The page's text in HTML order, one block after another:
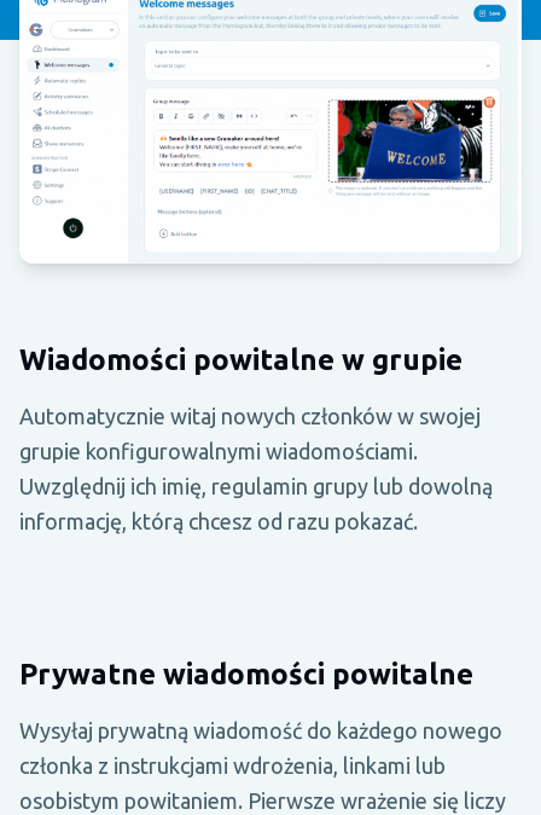
Wiadomości powitalne w grupie
Automatycznie witaj nowych członków w swojej
grupie konfigurowalnymi wiadomościami.
Uwzględnij ich imię, regulamin grupy lub dowolną
informację, którą chcesz od razu pokazać.
Prywatne wiadomości powitalne
Wysyłaj prywatną wiadomość do każdego nowego
członka z instrukcjami wdrożenia, linkami lub
osobistym powitaniem. Pierwsze wrażenie się liczy